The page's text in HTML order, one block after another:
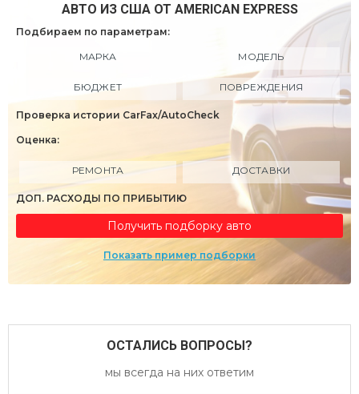
АВТО ИЗ США ОТ AMERICAN EXPRESS
Подбираем по параметрам:
МАРКА МОДЕЛЬ
БЮДЖЕТ ПОВРЕЖДЕНИЯ
Проверка истории CarFax/AutoCheck
Оценка:
РЕМОНТА ДОСТАВКИ
ДОП. РАСХОДЫ ПО ПРИБЫТИЮ
Получить подборку авто
Показать пример подборки
ОСТАЛИСЬ ВОПРОСЫ?
мы всегда на них ответим